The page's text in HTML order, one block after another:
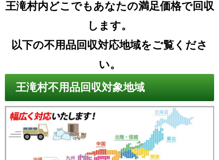
王滝村内どこでもあなたの満足価格で回収
します。
以下の不用品回収対応地域をご覧くださ
い。
王滝村不用品回収対象地域